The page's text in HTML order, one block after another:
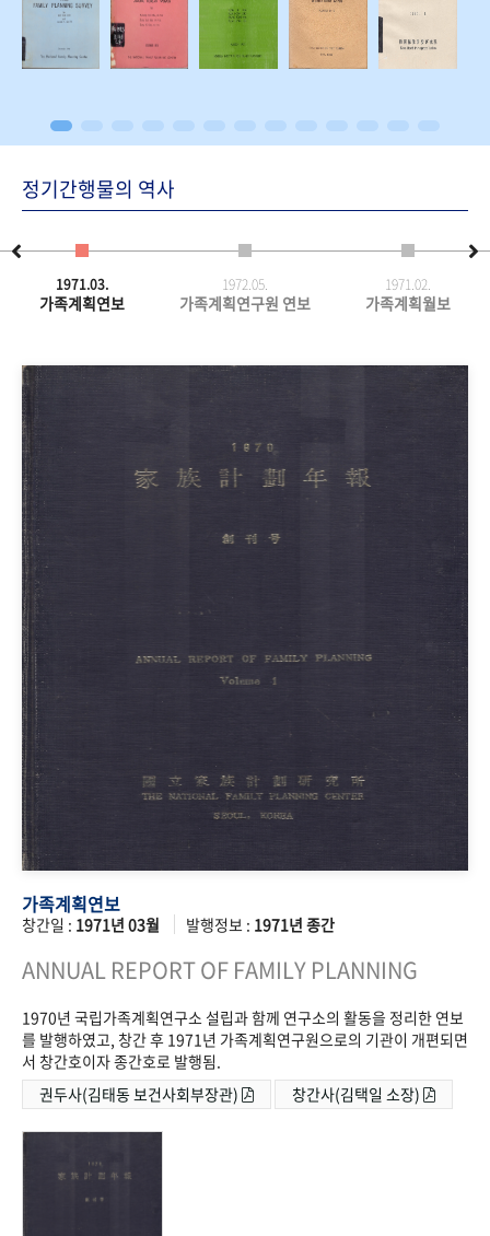
정기간행물의 역사
1971.03.
가족계획연보
1972.05.
가족계획연구원 연보
1971.02.
가족계획월보
가족계획연보
창간일 : 1971년 03월 발행정보 : 1971년 종간
ANNUAL REPORT OF FAMILY PLANNING
1970년 국립가족계획연구소 설립과 함께 연구소의 활동을 정리한 연보
를 발행하였고, 창간 후 1971년 가족계획연구원으로의 기관이 개편되면
서 창간호이자 종간호로 발행됨.
권두사(김태동 보건사회부장관)
창간사(김택일 소장)